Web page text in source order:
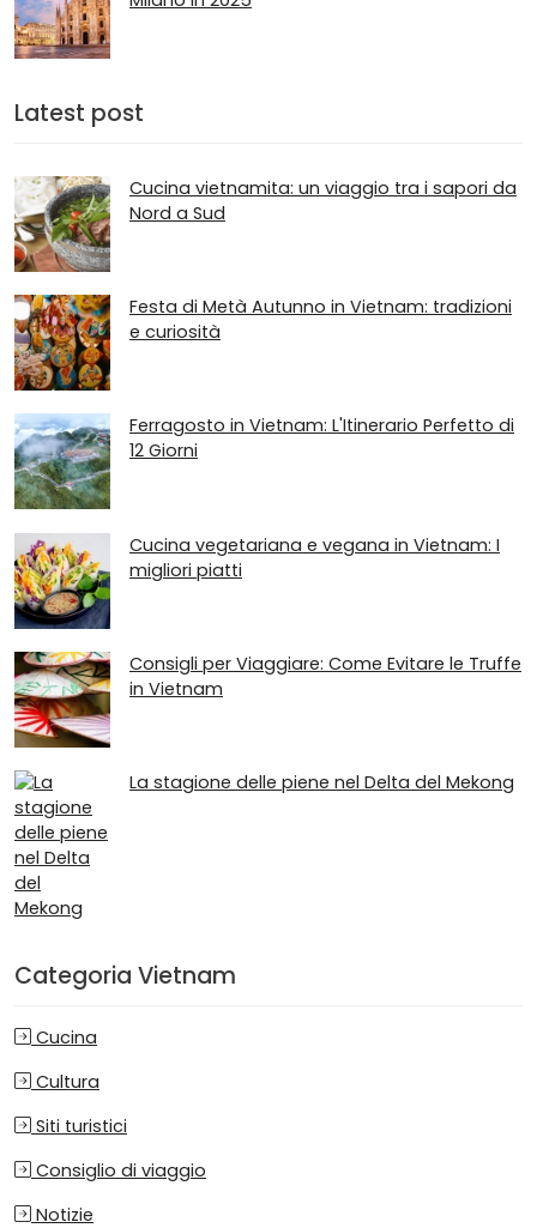
Latest post
Cucina vietnamita: un viaggio tra i sapori da
Nord a Sud
Festa di Metà Autunno in Vietnam: tradizioni
e curiosità
Ferragosto in Vietnam: L'Itinerario Perfetto di
12 Giorni
Cucina vegetariana e vegana in Vietnam: I
migliori piatti
Consigli per Viaggiare: Come Evitare le Truffe
in Vietnam
La stagione delle piene nel Delta del Mekong
Categoria Vietnam
Cucina
Cultura
Siti turistici
Consiglio di viaggio
Notizie